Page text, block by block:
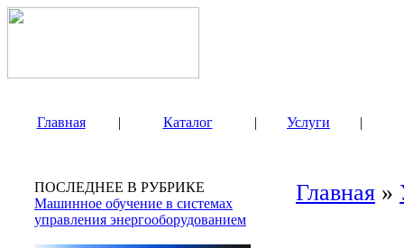
Главная | Каталог | Услуги |
ПОСЛЕДНЕЕ В РУБРИКЕ
Машинное обучение в системах
управления энергооборудованием
Главная »